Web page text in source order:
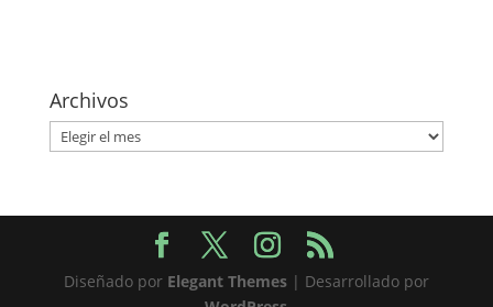
Archivos
Archivos
Diseñado por Elegant Themes| Desarrollado por